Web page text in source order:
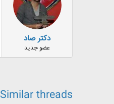
دکتر صاد
عضو جدید
Similar threads